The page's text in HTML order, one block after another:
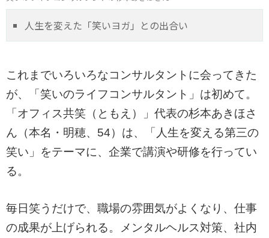
人生を変えた「笑いヨガ」との出合い
これまでいろいろなコンサルタントに会ってきた
が、「笑いのライフコンサルタント」は初めて。
「オフィス共笑（ともえ）」代表の杉本あきほさ
ん（本名・明穂、54）は、「人生を変える第三の
笑い」をテーマに、企業で講演や研修を行ってい
る。
毎日笑うだけで、職場の雰囲気がよくなり、仕事
の成果が上げられる。メンタルヘルス対策、社内